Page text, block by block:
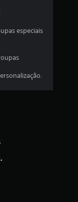
especiais